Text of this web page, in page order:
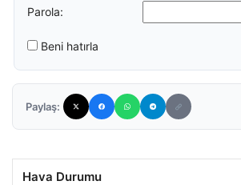
Parola:
Beni hatırla
Paylaş:
Hava Durumu